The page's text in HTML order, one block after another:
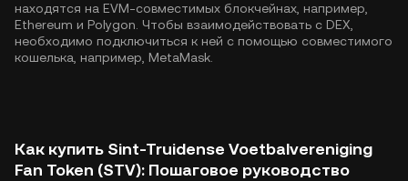
находятся на EVM-совместимых блокчейнах, например,
Ethereum и Polygon . Чтобы взаимодействовать с DEX,
необходимо подключиться к ней с помощью совместимого
кошелька, например, MetaMask.
Как купить Sint-Truidense Voetbalvereniging
Fan Token (STV): Пошаговое руководство